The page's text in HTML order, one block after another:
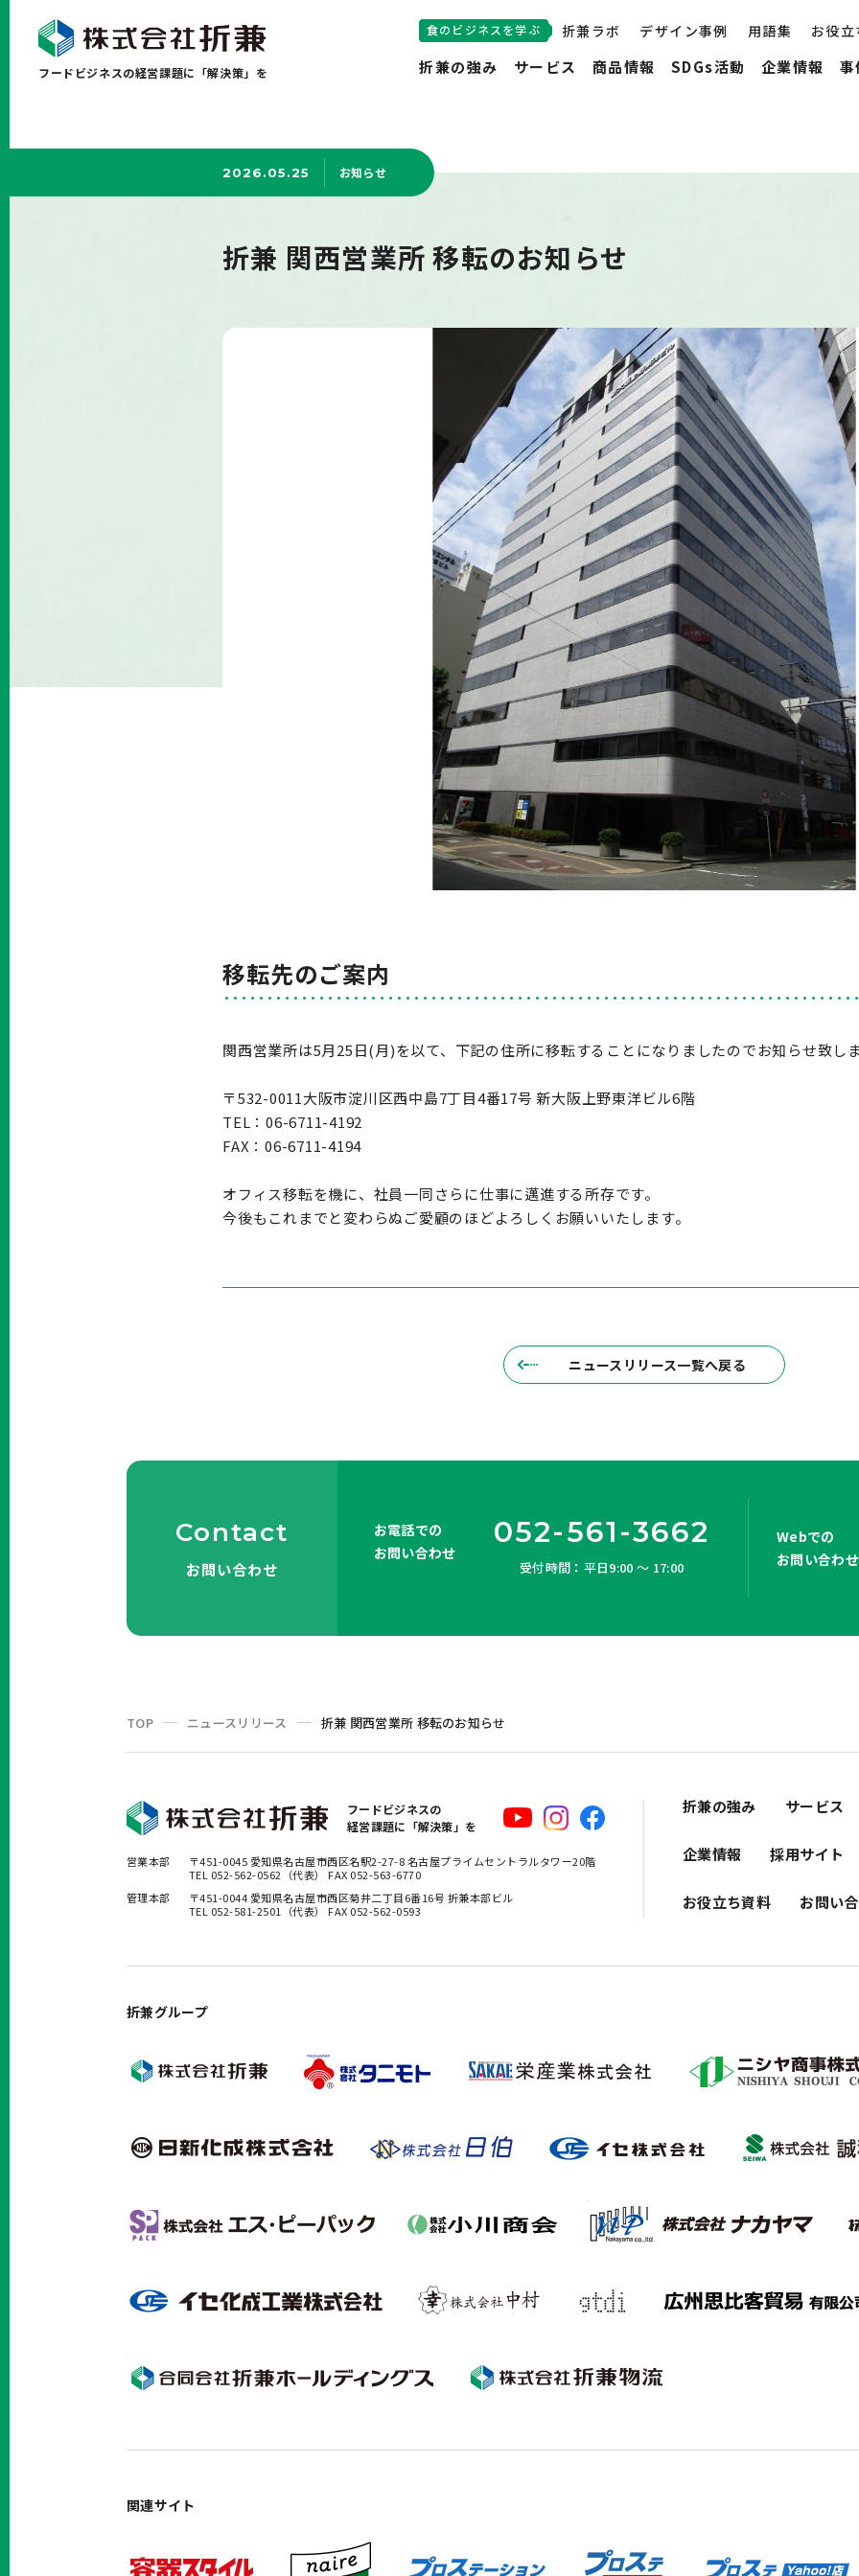
フードビジネスの経営課題に「解決策」を
食のビジネスを学ぶ 折兼ラボ デザイン事例 用語集 お役
折兼の強み サービス 商品情報 SDGs活動 企業情報 事
2026.05.25 お知らせ
折兼 関西営業所 移転のお知らせ
移転先のご案内
関西営業所は5月25日(月)を以て、下記の住所に移転することになりましたのでお知らせ致し
〒532-0011大阪市淀川区西中島7丁目4番17号 新大阪上野東洋ビル6階
TEL：06-6711-4192
FAX：06-6711-4194
オフィス移転を機に、社員一同さらに仕事に邁進する所存です。
今後もこれまでと変わらぬご愛顧のほどよろしくお願いいたします。
ニュースリリース一覧へ戻る
Contact
お問い合わせ
お電話での
お問い合わせ
052-561-3662
受付時間：平日9:00 ～ 17:00
Webでの
お問い合わせ
TOP ニュースリリース 折兼 関西営業所 移転のお知らせ
フードビジネスの
経営課題に「解決策」を
営業本部
〒451-0045 愛知県名古屋市西区名駅2-27-8 名古屋プライムセントラルタワー20階
TEL 052-562-0562（代表） FAX 052-563-6770
管理本部
〒451-0044 愛知県名古屋市西区菊井二丁目6番16号 折兼本部ビル
TEL 052-581-2501（代表） FAX 052-562-0593
折兼の強み サービス
企業情報 採用サイト
お役立ち資料 お問い
折兼グループ
関連サイト